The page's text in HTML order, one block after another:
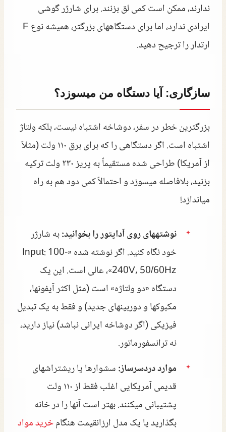
ندارند، ممکن است کمی لق بزنند. برای شارژر گوشی
ایرادی ندارد، اما برای دستگاههای بزرگتر، همیشه نوع F
ارتدار را ترجیح دهید.
سازگاری: آیا دستگاه من میسوزد؟
بزرگترین خطر در سفر، دوشاخه اشتباه نیست، بلکه ولتاژ
اشتباه است. اگر دستگاهی را که برای برق ۱۱۰ ولت (مثلاً
از آمریکا) طراحی شده مستقیماً به پریز ۲۳۰ ولت ترکیه
بزنید، بلافاصله میسوزد و احتمالاً کمی دود هم به راه
میاندازد!
نوشتههای روی آداپتور را بخوانید:به شارژر
خود نگاه کنید. اگر نوشته شده «Input: 100-
240V, 50/60Hz»، عالی است. این یک
دستگاه «دو ولتاژه» است (مثل اکثر آیفونها،
مکبوکها و دوربینهای جدید) و فقط به یک تبدیل
فیزیکی (اگر دوشاخه ایرانی نباشد) نیاز دارید،
نه ترانسفورماتور.
موارد دردسرساز:سشوارها یا ریشتراشهای
قدیمی آمریکایی اغلب فقط از ۱۱۰ ولت
پشتیبانی میکنند. بهتر است آنها را در خانه
بگذارید یا یک مدل ارزانقیمت هنگامخرید مواد